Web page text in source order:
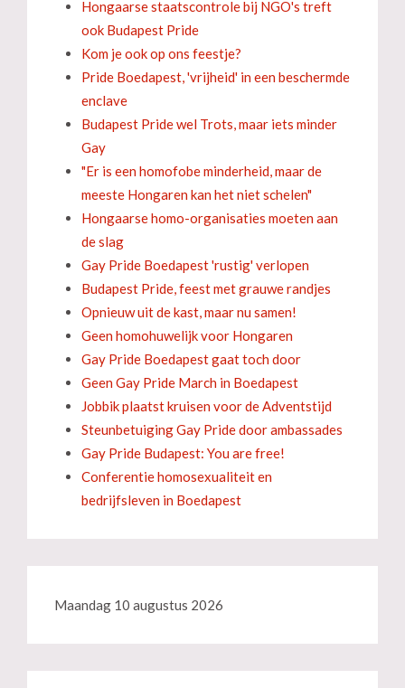
Hongaarse staatscontrole bij NGO's treft
ook Budapest Pride
Kom je ook op ons feestje?
Pride Boedapest, 'vrijheid' in een beschermde
enclave
Budapest Pride wel Trots, maar iets minder
Gay
"Er is een homofobe minderheid, maar de
meeste Hongaren kan het niet schelen"
Hongaarse homo-organisaties moeten aan
de slag
Gay Pride Boedapest 'rustig' verlopen
Budapest Pride, feest met grauwe randjes
Opnieuw uit de kast, maar nu samen!
Geen homohuwelijk voor Hongaren
Gay Pride Boedapest gaat toch door
Geen Gay Pride March in Boedapest
Jobbik plaatst kruisen voor de Adventstijd
Steunbetuiging Gay Pride door ambassades
Gay Pride Budapest: You are free!
Conferentie homosexualiteit en
bedrijfsleven in Boedapest
Maandag 10 augustus 2026